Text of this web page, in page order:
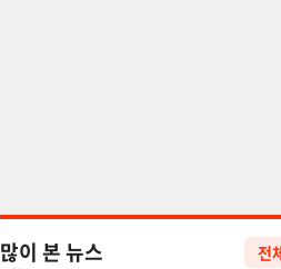
많이 본 뉴스 전